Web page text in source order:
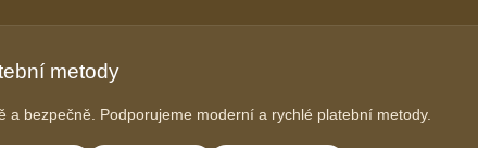
metody
a bezpečně. Podporujeme moderní a rychlé platební metody.